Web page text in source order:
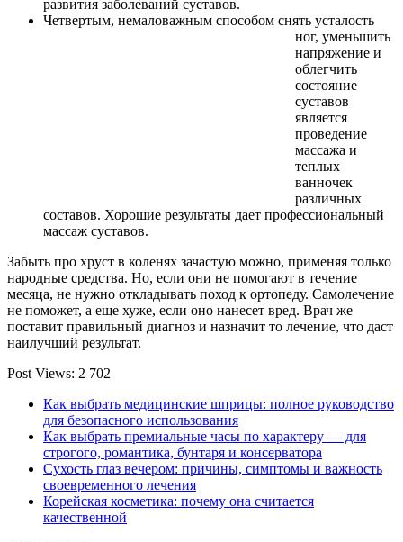
развития заболеваний суставов.
Четвертым, немаловажным способом снять усталость
ног, уменьшить
напряжение и
облегчить
состояние
суставов
является
проведение
массажа и
теплых
ванночек
различных
составов. Хорошие результаты дает профессиональный
массаж суставов.
Забыть про хруст в коленях зачастую можно, применяя только
народные средства. Но, если они не помогают в течение
месяца, не нужно откладывать поход к ортопеду. Самолечение
не поможет, а еще хуже, если оно нанесет вред. Врач же
поставит правильный диагноз и назначит то лечение, что даст
наилучший результат.
Post Views: 2 702
Как выбрать медицинские шприцы: полное руководство
для безопасного использования
Как выбрать премиальные часы по характеру — для
строгого, романтика, бунтаря и консерватора
Сухость глаз вечером: причины, симптомы и важность
своевременного лечения
Корейская косметика: почему она считается
качественной